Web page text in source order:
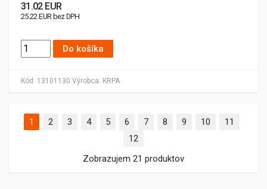
Kód: 13101130 Výrobca: KRPA
31.02 EUR
25.22 EUR bez DPH
Do košíka
1 2 3 4 5 6 7 8 9 10
11
12
Zobrazujem 21 produktov